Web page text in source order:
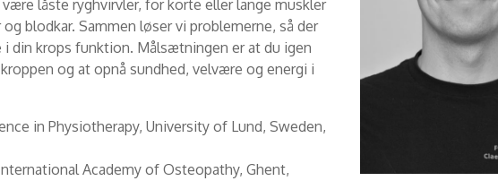
låste ryghvirvler, for korte eller lange muskler
blodkar. Sammen løser vi problemerne, så der
i din krops funktion. Målsætningen er at du igen
og at opnå sundhed, velvære og energi i
in Physiotherapy, University of Lund, Sweden,
Academy of Osteopathy, Ghent,